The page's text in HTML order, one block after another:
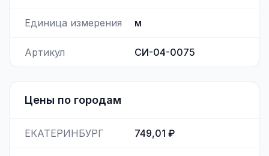
Единица измерения м
Артикул СИ-04-0075
Цены по городам
ЕКАТЕРИНБУРГ 749,01 ₽